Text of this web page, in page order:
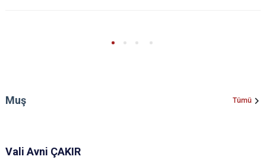
Muş Tümü
Vali Avni ÇAKIR